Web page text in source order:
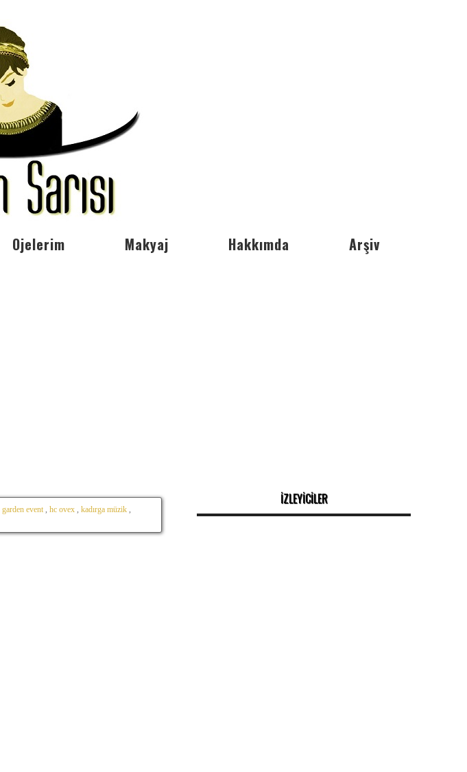
Ojelerim Makyaj Hakkımda Arşiv
garden event , hc ovex , kadırga müzik ,
İZLEYİCİLER